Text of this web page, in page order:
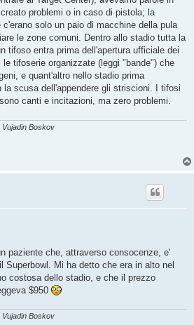
problemi o in caso di pistola; la
solo un paio di macchine della pula
le zone comuni. Dentro allo stadio tutta la
tifoso entra prima dell'apertura ufficiale dei
tifoserie organizzate (leggi "bande") che
e quant'altro nello stadio prima
la scusa dell'appendere gli striscioni. I tifosi
canti e incitazioni, ma zero problemi.
Vujadin Boskov
paziente che, attraverso consocenze, e'
Superbowl. Mi ha detto che era in alto nel
costosa dello stadio, e che il prezzo
$950
Vujadin Boskov